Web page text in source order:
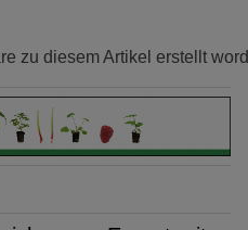
zu diesem Artikel erstellt